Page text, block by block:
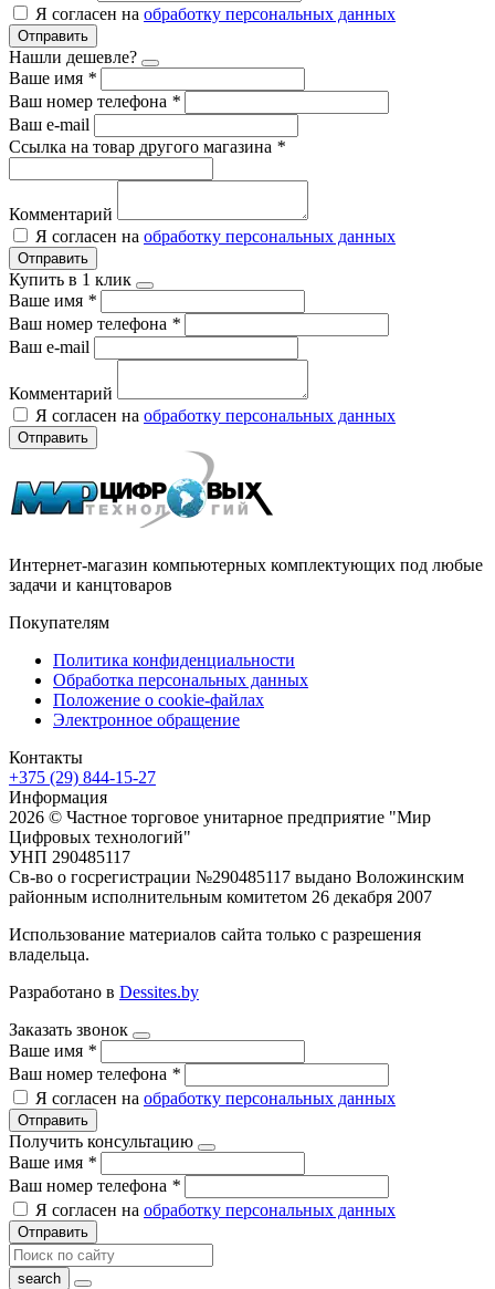
Я согласен на обработку персональных данных
Отправить
Нашли дешевле?
Ваше имя *
Ваш номер телефона *
Ваш e-mail
Ссылка на товар другого магазина *
Комментарий
Я согласен на обработку персональных данных
Отправить
Купить в 1 клик
Ваше имя *
Ваш номер телефона *
Ваш e-mail
Комментарий
Я согласен на обработку персональных данных
Отправить
Интернет-магазин компьютерных комплектующих под любые
задачи и канцтоваров
Покупателям
Политика конфиденциальности
Обработка персональных данных
Положение о cookie-файлах
Электронное обращение
Контакты
+375 (29) 844-15-27
Информация
2026 © Частное торговое унитарное предприятие "Мир
Цифровых технологий"
УНП 290485117
Св-во о госрегистрации №290485117 выдано Воложинским
районным исполнительным комитетом 26 декабря 2007
Использование материалов сайта только с разрешения
владельца.
Разработано в Dessites.by
Заказать звонок
Ваше имя *
Ваш номер телефона *
Я согласен на обработку персональных данных
Отправить
Получить консультацию
Ваше имя *
Ваш номер телефона *
Я согласен на обработку персональных данных
Отправить